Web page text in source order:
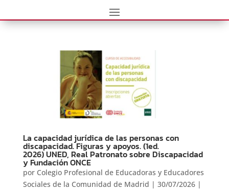
La capacidad jurídica de las personas con
discapacidad. Figuras y apoyos. (1ed.
2026) UNED, Real Patronato sobre Discapacidad
y Fundación ONCE
por Colegio Profesional de Educadoras y Educadores
Sociales de la Comunidad de Madrid | 30/07/2026|